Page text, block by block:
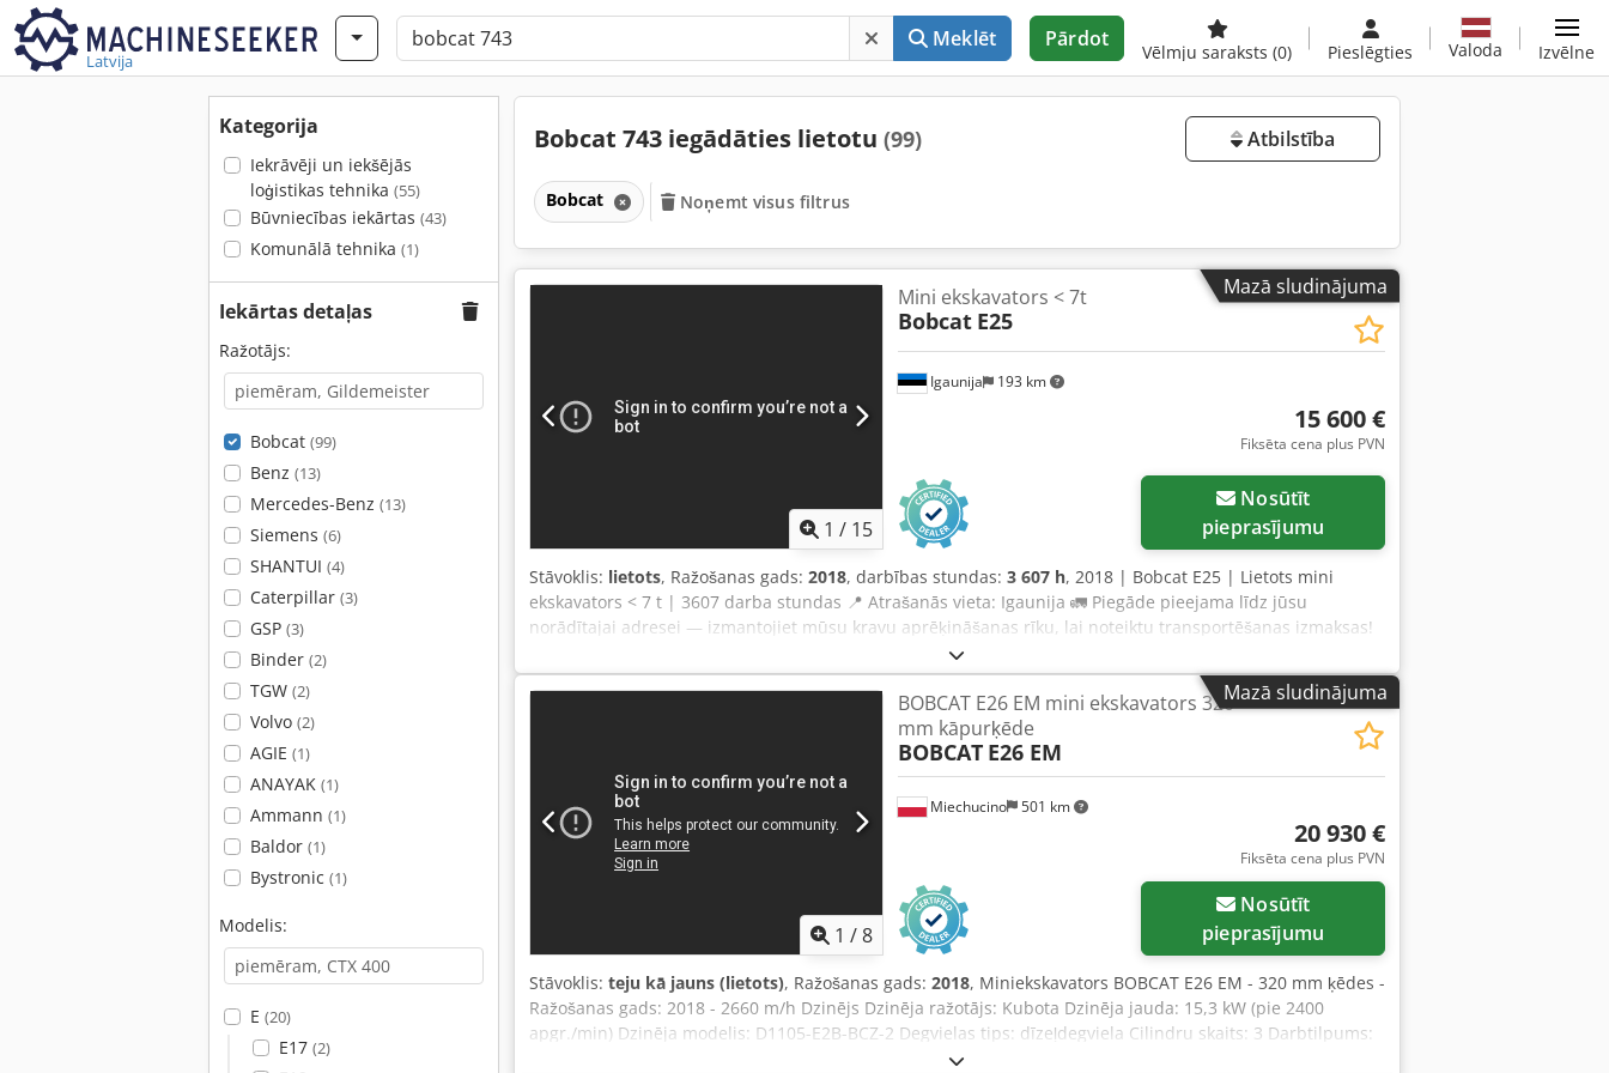
Latvija
Meklēt Pārdot
Vēlmju saraksts (0) Pieslēgties Valoda Izvēlne
Kategorija
Iekrāvēji un iekšējās
loģistikas tehnika (55)
Būvniecības iekārtas (43)
Komunālā tehnika (1)
Iekārtas detaļas
Ražotājs:
Bobcat (99)
Benz (13)
Mercedes-Benz (13)
Siemens (6)
SHANTUI (4)
Caterpillar (3)
GSP (3)
Binder (2)
TGW (2)
Volvo (2)
AGIE (1)
ANAYAK (1)
Ammann (1)
Baldor (1)
Bystronic (1)
Modelis:
E (20)
E17 (2)
Bobcat 743 iegādāties lietotu (99) Atbilstība
Bobcat Noņemt visus filtrus
Mazā sludinājuma
1 / 15
Igaunija 193 km
Mini ekskavators < 7t
Bobcat E25
15 600 €
Fiksēta cena plus PVN
pieprasījumu
Stāvoklis: lietots, Ražošanas gads: 2018, darbības stundas: 3 607 h, 2018 | Bobcat E25 | Lietots mini
ekskavators < 7 t | 3607 darba stundas 📍 Atrašanās vieta: Igaunija 🚛 Piegāde pieejama līdz jūsu
norādītajai adresei — izmantojiet mūsu kravu aprēķināšanas rīku, lai noteiktu transportēšanas izmaksas!
💰 Iegādājieties tūlīt par 15 600 eiro vai iesniedziet savu piedāvājumu. Apmaksa piegādes laikā pieejama
par nelielu maksu (pēc apstiprināšanas)* 👷‍♂️ Pārbaudījis neatkarīgs eksperts 52 pārbaudes punkti, 52
apstiprināti ✅, 0 nepilnību ℹ️, 0 izdevumu ⚠️ 📌 Inspektora komentārs: Stāvoklis ir 7/10. 📄 Vai vēlaties
apskatīt pilnu pārbaudes ziņojumu, papildu fotogrāfijas vai video? Padoms: Atsauce “40923 Equippo” bieži
tiek izmantota, meklējot sīkāku informāciju tiešsaistē. Codpfx Akjzkuuuevsrf 💡 Kāpēc šī iekārta un mūsu
pakalpojumi izceļas: ✔ Rūpīga pārbaude, ko veic profesionāļi ✔ Piegāde uz darba vietu ✔ Naudas
atmaksas garantija ✔ Drošas un elastīgas maksājumu iespējas 🔄 Vai apsverat citas iekārtu iespējas? Mēs
piedāvājam noderīgus rīkus un resursus visiem iekārtu īpašniekiem un operatoriem — tie ir viegli
pieejami mūsu platformā.
Mazā sludinājuma
1 /8
Miechucino 501 km
BOBCAT E26 EM mini ekskavators 320
mm kāpurķēde
BOBCAT E26 EM
20 930 €
Fiksēta cena plus PVN
pieprasījumu
Stāvoklis: teju kā jauns (lietots), Ražošanas gads: 2018, Miniekskavators BOBCAT E26 EM - 320 mm ķēdes -
Ražošanas gads: 2018 - 2660 m/h Dzinējs Dzinēja ražotājs: Kubota Dzinēja jauda: 15,3 kW (pie 2400
apgr./min) Dzinēja modelis: D1105-E2B-BCZ-2 Degvielas tips: dīzeļdegviela Cilindru skaits: 3 Darbtilpums:
1,123 l Griezes moments: 71,2 Nm Dzesēšana: ūdens Izmēri Kopējais augstums: 2357 mm Klīrenss: 532